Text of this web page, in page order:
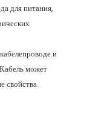
для питания,
и
может